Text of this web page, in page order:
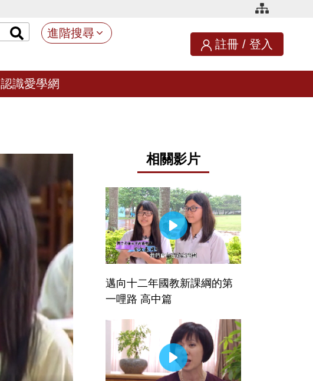
進階搜尋
註冊 / 登入
認識愛學網
相關影片
邁向十二年國教新課綱的第
一哩路 高中篇